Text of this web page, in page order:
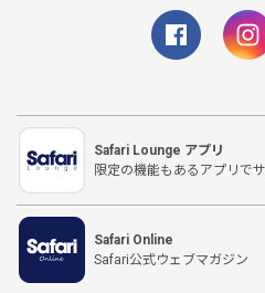
Safari Lounge アプリ
限定の機能もあるアプリで
Safari Online
Safari公式ウェブマガジン